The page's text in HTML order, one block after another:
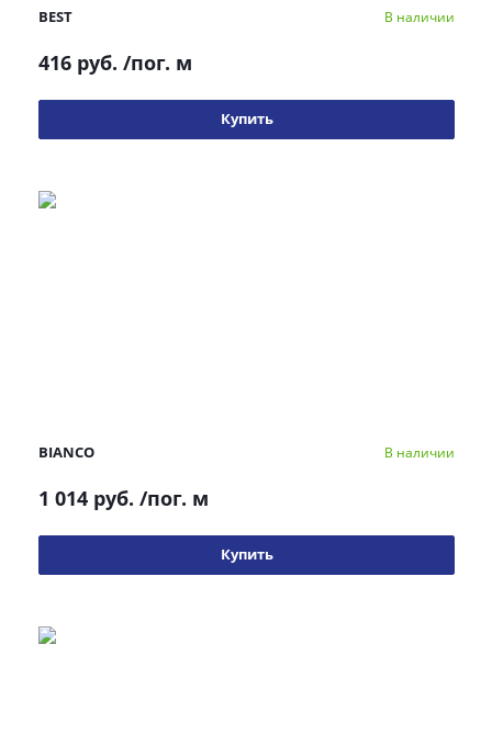
BEST В наличии
416 руб. /пог. м
Купить
BIANCO В наличии
1 014 руб. /пог. м
Купить